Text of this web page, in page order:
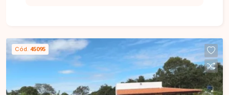
Uma excelente oportunidade para quem busca
lazer, descanso e um ambiente tranquilo próximo
à cidade. Entre em contato e agende sua visita!
Cód. 45095